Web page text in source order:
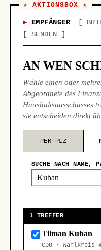
★ AKTIONSBOX ★
EMPFÄNGER
SENDEN
AN WEN
Wähle einen oder
Abgeordnete des
Haushaltsausschusses
sie entscheiden direkt
PER PLZ
SUCHE NACH NAME,
1 TREFFER
Tilman Kuban
CDU · Wahlkreis